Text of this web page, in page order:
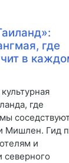
где
в
где
Мишлен. Гид
и
северного